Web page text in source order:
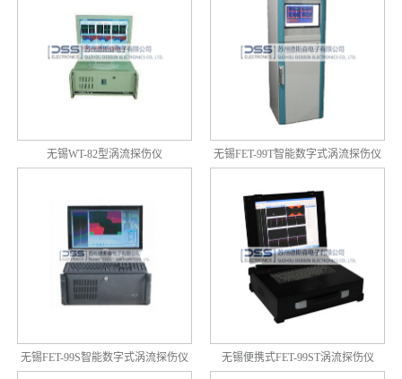
无锡WT-82型涡流探伤仪 无锡FET-99T智能数字式涡流探伤仪
无锡FET-99S智能数字式涡流探伤仪 无锡便携式FET-99ST涡流探伤仪